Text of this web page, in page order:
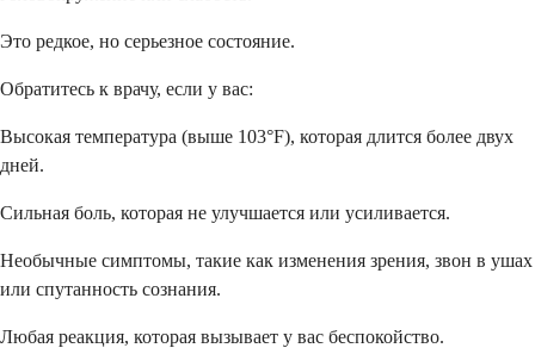
Это редкое, но серьезное состояние.
Обратитесь к врачу, если у вас:
Высокая температура (выше 103°F), которая длится более двух
дней.
Сильная боль, которая не улучшается или усиливается.
Необычные симптомы, такие как изменения зрения, звон в ушах
или спутанность сознания.
Любая реакция, которая вызывает у вас беспокойство.